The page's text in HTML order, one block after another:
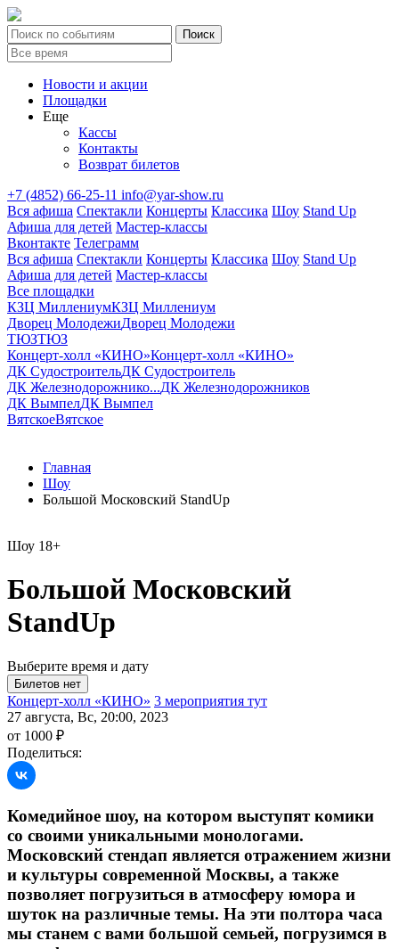
Новости и акции
Площадки
Еще
Кассы
Контакты
Возврат билетов
+7 (4852) 66-25-11 info@yar-show.ru
Вся афиша Спектакли Концерты Классика Шоу Stand Up
Афиша для детей Мастер-классы
Вконтакте Телеграмм
Вся афиша Спектакли Концерты Классика Шоу Stand Up
Афиша для детей Мастер-классы
Все площадки
КЗЦ МиллениумКЗЦ Миллениум
Дворец МолодежиДворец Молодежи
ТЮЗТЮЗ
Концерт-холл «КИНО»Концерт-холл «КИНО»
ДК СудостроительДК Судостроитель
ДК Железнодорожнико...ДК Железнодорожников
ДК ВымпелДК Вымпел
ВятскоеВятское
Главная
Шоу
Большой Московский StandUp
Шоу 18+
Большой Московский
StandUp
Выберите время и дату
Концерт-холл «КИНО» 3 мероприятия тут
27 августа, Вс, 20:00, 2023
от 1000 ₽
Поделиться:
Комедийное шоу, на котором выступят комики
со своими уникальными монологами.
Московский стендап является отражением жизни
и культуры современной Москвы, а также
позволяет погрузиться в атмосферу юмора и
шуток на различные темы. На эти полтора часа
мы станем с вами большой семьей, погрузимся в